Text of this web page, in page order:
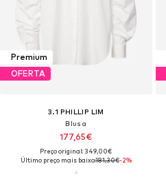
Premium
OFERTA
3.1 PHILLIP LIM
Blusa
177,65€
Preço original: 349,00€
Último preço mais baixo:181,30€-2%